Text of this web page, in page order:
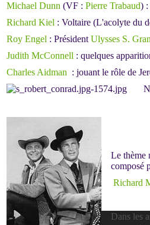
Michael Dunn (VF : Pierre Trabaud) :
Richard Kiel : Voltaire (L'acolyte du
Roy Engel : Président Ulysses S.
Judith McConnell : quelques
Charles Aidman : jouant le rôle de
Le thème
composé
Richard
Dans les